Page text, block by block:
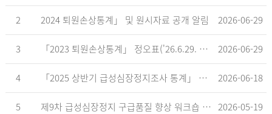
2 2024 퇴원손상통계」 및 원시자료 공개 알림 2026-06-29
3 「2023 퇴원손상통계」 정오표('26.6.29. 기준) 2026-06-29
4 「2025 상반기 급성심장정지조사 통계」 공표 2026-06-18
5 제9차 급성심장정지 구급품질 향상 워크숍 개최 안내 2026-05-19